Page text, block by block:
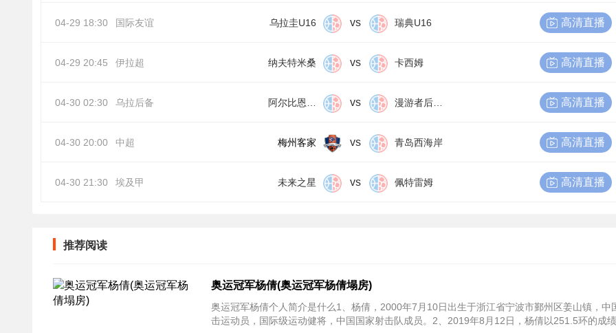
04-29 18:30 国际友谊 乌拉圭U16 vs 瑞典U16 高清直播
04-29 20:45 伊拉超 纳夫特米桑 vs 卡西姆 高清直播
04-30 02:30 乌拉后备 vs 高清直播
04-30 20:00 中超 梅州客家 vs 青岛西海岸 高清直播
04-30 21:30 埃及甲 未来之星 vs 佩特雷姆 高清直播
推荐阅读
奥运冠军杨倩(奥运冠军杨倩塌房)
奥运冠军杨倩个人简介是什么1、杨倩，2000年7月10日出生于浙江省宁波市鄞州区姜山镇，中
击运动员，国际级运动健将，中国国家射击队成员。2、2019年8月12日，杨倩以251.5环的成